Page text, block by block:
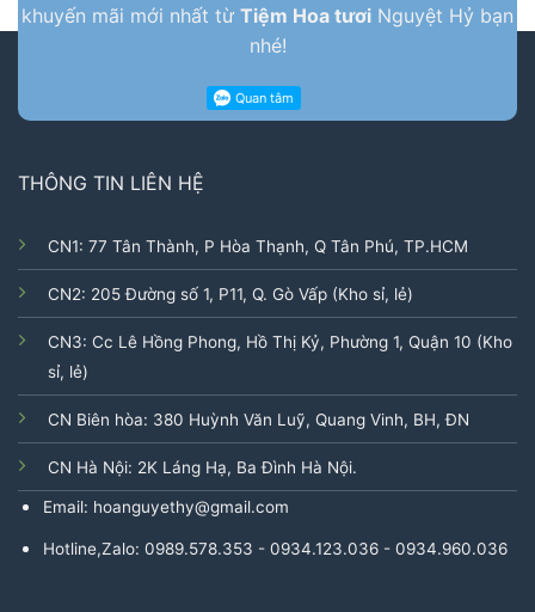
khuyến mãi mới nhất từ Tiệm Hoa tươi Nguyệt Hỷ bạn
nhé!
THÔNG TIN LIÊN HỆ
CN1: 77 Tân Thành, P Hòa Thạnh, Q Tân Phú, TP.HCM
CN2: 205 Đường số 1, P11, Q. Gò Vấp (Kho sỉ, lẻ)
CN3: Cc Lê Hồng Phong, Hồ Thị Kỷ, Phường 1, Quận 10 (Kho
sỉ, lẻ)
CN Biên hòa: 380 Huỳnh Văn Luỹ, Quang Vinh, BH, ĐN
CN Hà Nội: 2K Láng Hạ, Ba Đình Hà Nội.
Email: hoanguyethy@gmail.com
Hotline,Zalo: 0989.578.353 - 0934.123.036 - 0934.960.036